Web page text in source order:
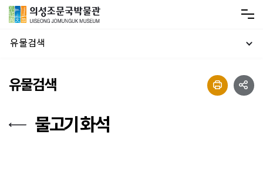
유물검색
유물검색
물고기 화석